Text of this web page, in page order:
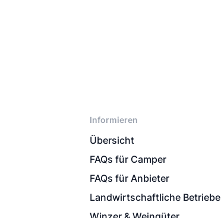
Informieren
Übersicht
FAQs für Camper
FAQs für Anbieter
Landwirtschaftliche Betriebe